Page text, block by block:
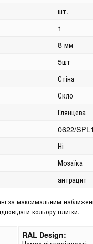
шт.
1
8 мм
5шт
Стіна
Скло
Глянцева
0622/
Ні
Мозаїка
антрацит
за максимальним
кольору плитки.
RAL Design: